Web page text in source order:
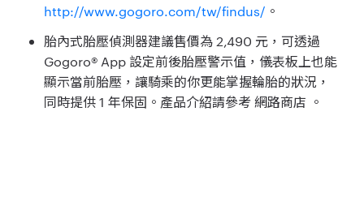
http://www.gogoro.com/tw/findus/ 。
胎內式胎壓偵測器建議售價為 2,490 元，可透過
Gogoro® App 設定前後胎壓警示值，儀表板上也能
顯示當前胎壓，讓騎乘的你更能掌握輪胎的狀況，
同時提供 1 年保固。產品介紹請參考 網路商店 。